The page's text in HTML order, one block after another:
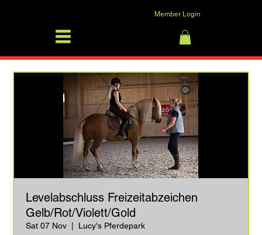
Log In
Member Login
Levelabschluss Freizeitabzeichen
Gelb/Rot/Violett/Gold
Sat 07 Nov
  |
Lucy's Pferdepark